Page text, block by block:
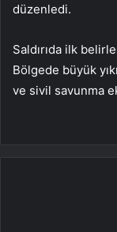
düzenledi.
Saldırıda ilk
Bölgede büyük
ve sivil savunma